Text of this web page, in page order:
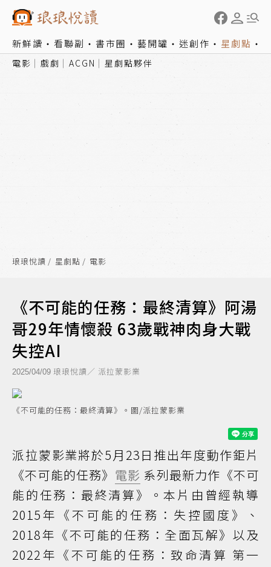
新鮮讀 看聯副 書市圈 藝開罐 迷創作 星劇點
電影 戲劇 ACGN 星劇點夥伴
琅琅悅讀 星劇點 電影
《不可能的任務：最終清算》阿湯
哥29年情懷殺 63歲戰神肉身大戰
失控AI
2025/04/09 琅琅悅讀／ 派拉蒙影業
《不可能的任務：最終清算》。圖/派拉蒙影業
派拉蒙影業將於5月23日推出年度動作鉅片
《不可能的任務》 電影 系列最新力作《不可
能的任務：最終清算》。本片由曾經執導
2015年《不可能的任務：失控國度》、
2018年《不可能的任務：全面瓦解》以及
2022年《不可能的任務：致命清算 第一